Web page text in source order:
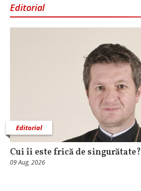
Editorial
Editorial
Cui îi este frică de singurătate?
09 Aug, 2026